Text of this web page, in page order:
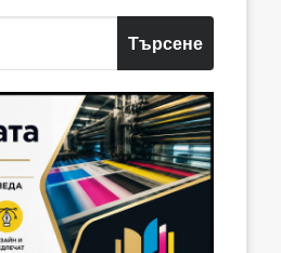
Търсене